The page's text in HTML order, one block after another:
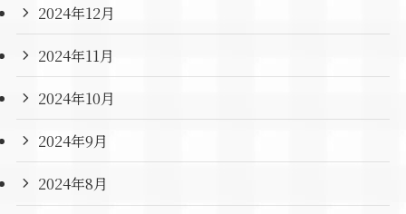
2024年12月
2024年11月
2024年10月
2024年9月
2024年8月